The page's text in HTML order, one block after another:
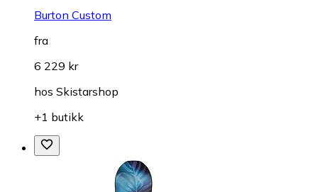
Burton Custom
fra
6 229 kr
hos Skistarshop
+1 butikk